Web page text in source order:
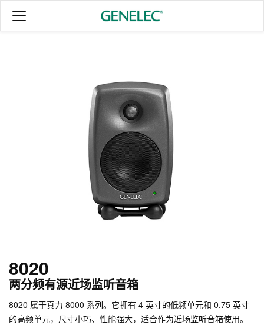
8020
两分频有源近场监听音箱
8020 属于真力 8000 系列。它拥有 4 英寸的低频单元和 0.75 英寸
的高频单元，尺寸小巧、性能强大，适合作为近场监听音箱使用。